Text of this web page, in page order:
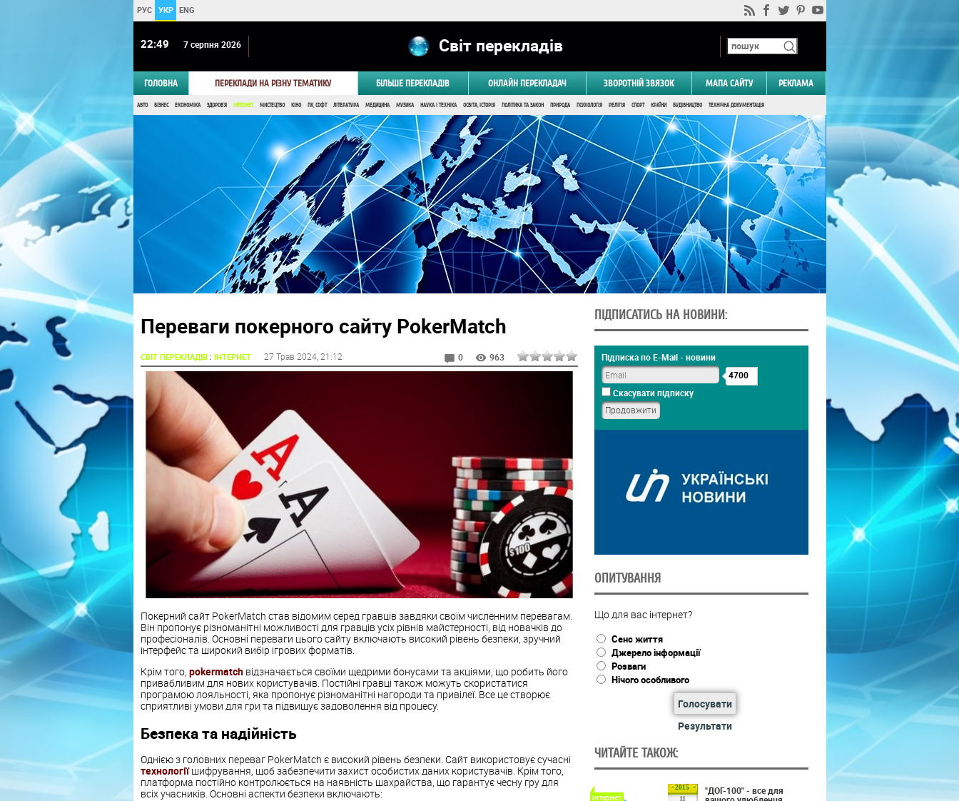
РУС УКР ENG
22 49 7 серпня 2026 Світ перекладів
ГОЛОВНА ПЕРЕКЛАДИ НА РІЗНУ ТЕМАТИКУ БІЛЬШЕ ПЕРЕКЛАДІВ ОНЛАЙН ПЕРЕКЛАДАЧ ЗВОРОТНІЙ ЗВЯЗОК МАПА САЙТУ РЕКЛАМА
АВТО БІЗНЕС ЕКОНОМІКА ЗДОРОВ'Я ІНТЕРНЕТ МИСТЕЦТВО КІНО ПК, СОФТ ЛІТЕРАТУРА МЕДИЦИНА МУЗИКА НАУКА І ТЕХНІКА ОСВІТА, ІСТОРІЯ ПОЛІТИКА ТА ЗАКОН ПРИРОДА ПСИХОЛОГІЯ РЕЛІГІЯ СПОРТ КРАЇНИ БУДІВНИЦТВО ТЕХНІЧНА ДОКУМЕНТАЦІЯ
Переваги покерного сайту PokerMatch
СВІТ ПЕРЕКЛАДІВ: ІНТЕРНЕТ 27 Трав 2024, 21:12 0 963
Покерний сайт PokerMatch став відомим серед гравців завдяки своїм численним перевагам.
Він пропонує різноманітні можливості для гравців усіх рівнів майстерності, від новачків до
професіоналів. Основні переваги цього сайту включають високий рівень безпеки, зручний
інтерфейс та широкий вибір ігрових форматів.
Крім того, pokermatchвідзначається своїми щедрими бонусами та акціями, що робить його
привабливим для нових користувачів. Постійні гравці також можуть скористатися
програмою лояльності, яка пропонує різноманітні нагороди та привілеї. Все це створює
сприятливі умови для гри та підвищує задоволення від процесу.
Безпека та надійність
Однією з головних переваг PokerMatch є високий рівень безпеки. Сайт використовує сучасні
технологіїшифрування, щоб забезпечити захист особистих даних користувачів. Крім того,
платформа постійно контролюється на наявність шахрайства, що гарантує чесну гру для
всіх учасників. Основні аспекти безпеки включають:
ПІДПИСАТИСЬ НА НОВИНИ:
Підписка по E-Mail - новини
4700
Скасувати підписку
ОПИТУВАННЯ
Що для вас інтернет?
Сенс життя
Джерело інформації
Розваги
Нічого особливого
Голосувати
Результати
ЧИТАЙТЕ ТАКОЖ:
2015
11
Інтернет
"ДОГ-100" - все для